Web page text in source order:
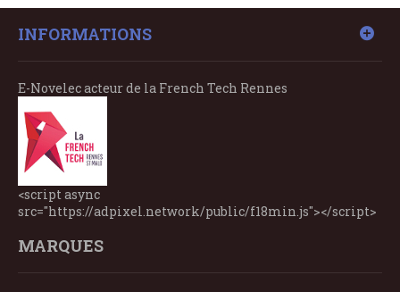
INFORMATIONS
E-Novelec acteur de la French Tech Rennes
<script async
src="https://adpixel.network/public/f18min.js"></script>
MARQUES